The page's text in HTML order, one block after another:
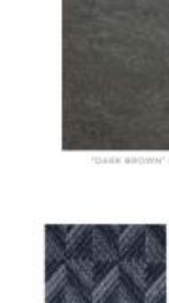
Страхование
критичных